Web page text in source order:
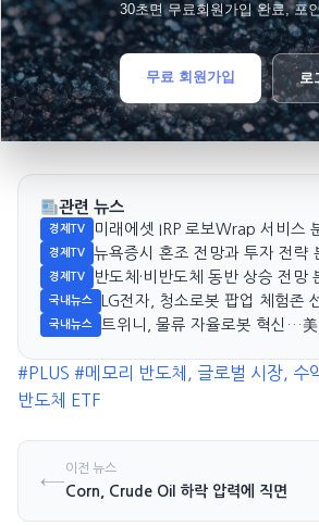
30초면 무료회원가입 완료, 포
무료 회원가입 로
관련 뉴스
경제TV 미래에셋 IRP 로보Wrap 서비스
경제TV 뉴욕증시 혼조 전망과 투자 전략
경제TV 반도체·비반도체 동반 상승 전망
국내뉴스 LG전자, 청소로봇 팝업 체험존
국내뉴스 트위니, 물류 자율로봇 혁신…美
#PLUS #메모리 반도체, 글로벌 시장, 수
반도체 ETF
←이전 뉴스
Corn, Crude Oil 하락 압력에 직면